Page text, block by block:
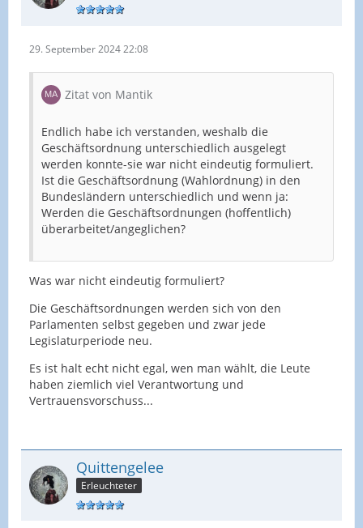
29. September 2024 22:08
Zitat von Mantik
Endlich habe ich verstanden, weshalb die
Geschäftsordnung unterschiedlich ausgelegt
werden konnte-sie war nicht eindeutig formuliert.
Ist die Geschäftsordnung (Wahlordnung) in den
Bundesländern unterschiedlich und wenn ja:
Werden die Geschäftsordnungen (hoffentlich)
überarbeitet/angeglichen?
Was war nicht eindeutig formuliert?
Die Geschäftsordnungen werden sich von den
Parlamenten selbst gegeben und zwar jede
Legislaturperiode neu.
Es ist halt echt nicht egal, wen man wählt, die Leute
haben ziemlich viel Verantwortung und
Vertrauensvorschuss...
Quittengelee
Erleuchteter